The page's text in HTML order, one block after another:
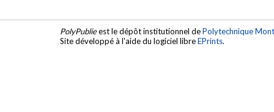
PolyPublieest le dépôt institutionnel dePolytechnique
Site développé à l'aide du logiciel libreEPrints.